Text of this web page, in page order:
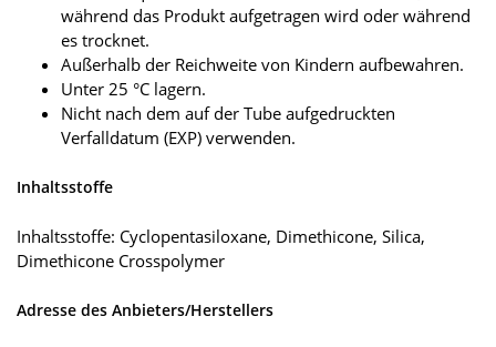
während das Produkt aufgetragen wird oder während
es trocknet.
Außerhalb der Reichweite von Kindern aufbewahren.
Unter 25 °C lagern.
Nicht nach dem auf der Tube aufgedruckten
Verfalldatum (EXP) verwenden.
Inhaltsstoffe
Inhaltsstoffe: Cyclopentasiloxane, Dimethicone, Silica,
Dimethicone Crosspolymer
Adresse des Anbieters/Herstellers